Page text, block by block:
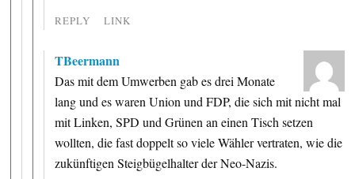
REPLY LINK
TBeermann
Das mit dem Umwerben gab es drei Monate
lang und es waren Union und FDP, die sich mit nicht mal
mit Linken, SPD und Grünen an einen Tisch setzen
wollten, die fast doppelt so viele Wähler vertraten, wie die
zukünftigen Steigbügelhalter der Neo-Nazis.